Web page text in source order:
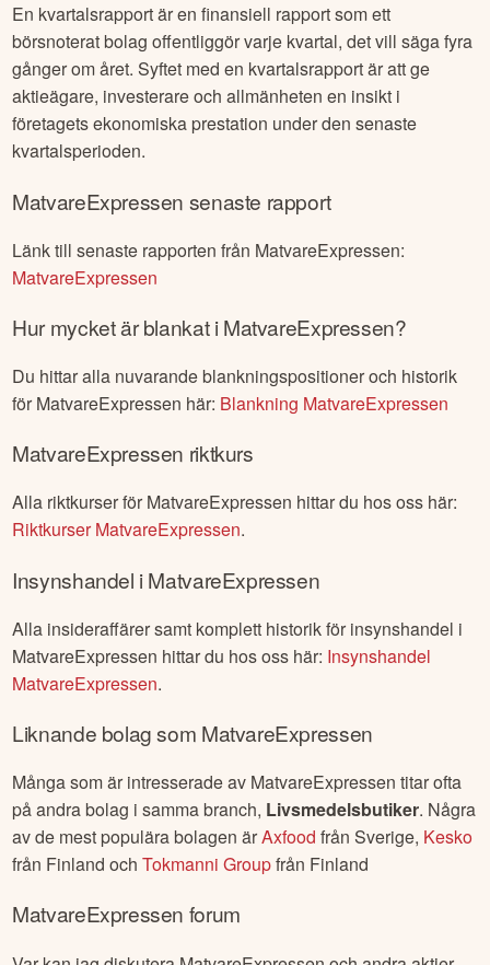
En kvartalsrapport är en finansiell rapport som ett
börsnoterat bolag offentliggör varje kvartal, det vill säga fyra
gånger om året. Syftet med en kvartalsrapport är att ge
aktieägare, investerare och allmänheten en insikt i
företagets ekonomiska prestation under den senaste
kvartalsperioden.
MatvareExpressen senaste rapport
Länk till senaste rapporten från MatvareExpressen:
MatvareExpressen
Hur mycket är blankat iMatvareExpressen?
Du hittar alla nuvarande blankningspositioner och historik
för MatvareExpressen här: Blankning MatvareExpressen
MatvareExpressen riktkurs
Alla riktkurser för MatvareExpressen hittar du hos oss här:
RiktkurserMatvareExpressen.
Insynshandel iMatvareExpressen
Alla insideraffärer samt komplett historik för insynshandel i
MatvareExpressen hittar du hos oss här: Insynshandel
MatvareExpressen.
Liknande bolag som MatvareExpressen
Många som är intresserade av MatvareExpressen titar ofta
på andra bolag i samma branch, Livsmedelsbutiker. Några
av de mest populära bolagen ärAxfood frånSverige, Kesko
från Finland ochTokmanni Groupfrån Finland
MatvareExpressen forum